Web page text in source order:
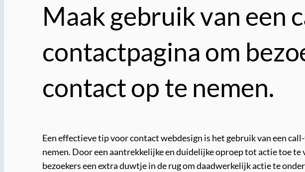
Maak gebruik van een
contactpagina om
contact op te nemen.
Een effectieve tip voor contact webdesign is het gebruik van een
nemen. Door een aantrekkelijke en duidelijke oproep tot actie toe te
bezoekers een extra duwtje in de rug om daadwerkelijk actie te